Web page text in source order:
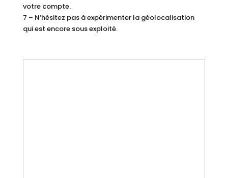
votre compte.
7 – N’hésitez pas à expérimenter la géolocalisation
qui est encore sous exploité.